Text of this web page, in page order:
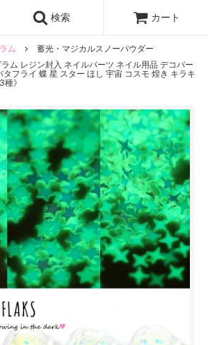
検索 カート
ム
蓄光・マジカルスノーパウダー
ム レジン封入 ネイルパーツ ネイル用品 デコパー
フライ 蝶 星 スター ほし 宇宙 コスモ 煌き キラキ
》